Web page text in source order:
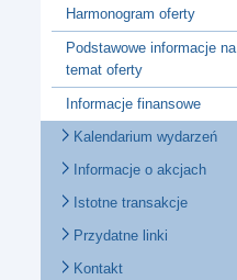
Harmonogram oferty
Podstawowe informacje na
temat oferty
Informacje finansowe
Kalendarium wydarzeń
Informacje o akcjach
Istotne transakcje
Przydatne linki
Kontakt